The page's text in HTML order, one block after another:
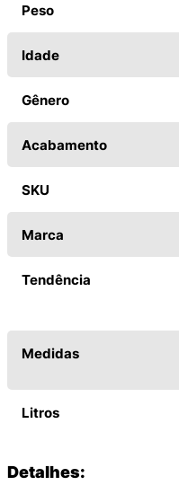
Peso
Idade
Gênero
Acabamento
SKU
Marca
Tendência
Medidas
Litros
Detalhes: